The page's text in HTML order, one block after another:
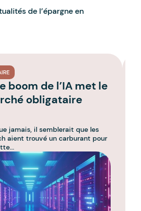
de l’épargne en
boom de l’IA met le
obligataire
jamais, il semblerait que les
aient trouvé un carburant pour